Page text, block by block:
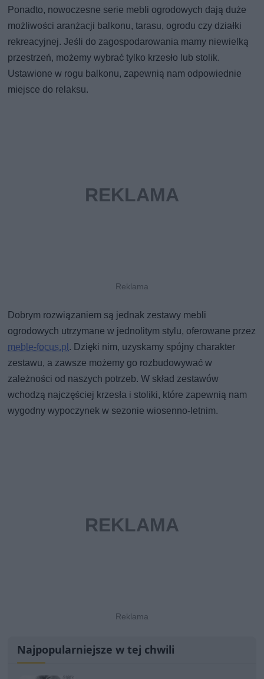
Ponadto, nowoczesne serie mebli ogrodowych dają duże
możliwości aranżacji balkonu, tarasu, ogrodu czy działki
rekreacyjnej. Jeśli do zagospodarowania mamy niewielką
przestrzeń, możemy wybrać tylko krzesło lub stolik.
Ustawione w rogu balkonu, zapewnią nam odpowiednie
miejsce do relaksu.
Dobrym rozwiązaniem są jednak zestawy mebli
ogrodowych utrzymane w jednolitym stylu, oferowane przez
meble-focus.pl. Dzięki nim, uzyskamy spójny charakter
zestawu, a zawsze możemy go rozbudowywać w
zależności od naszych potrzeb. W skład zestawów
wchodzą najczęściej krzesła i stoliki, które zapewnią nam
wygodny wypoczynek w sezonie wiosenno-letnim.
Najpopularniejsze w tej chwili